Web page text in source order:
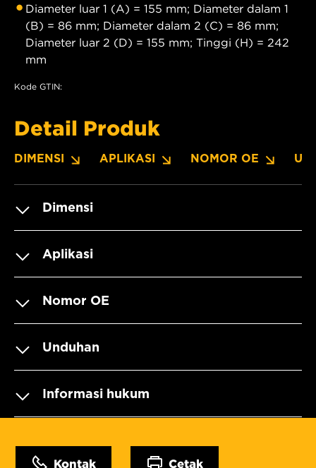
Diameter luar 1 (A) = 155 mm; Diameter dalam 1
(B) = 86 mm; Diameter dalam 2 (C) = 86 mm;
Diameter luar 2 (D) = 155 mm; Tinggi (H) = 242
mm
Kode GTIN:
Detail Produk
DIMENSI APLIKASI NOMOR OE
Dimensi
Aplikasi
Nomor OE
Unduhan
Informasi hukum
Kontak Cetak